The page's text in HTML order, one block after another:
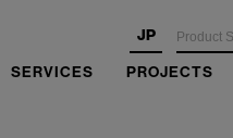
JP
SERVICES PROJECTS